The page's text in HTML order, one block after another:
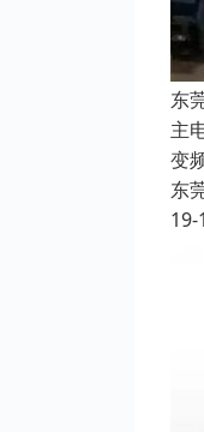
东
主
变
东
19-